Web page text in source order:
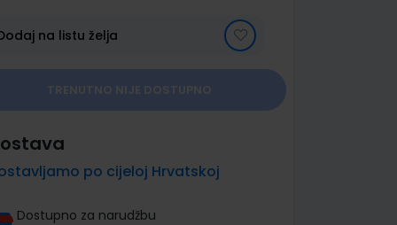
na listu želja
po cijeloj Hrvatskoj
Dostupno za narudžbu